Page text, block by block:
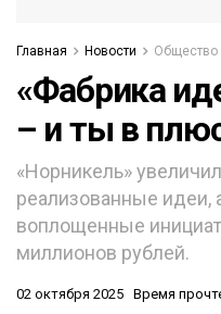
Главная Новости Общество
«Фабрика
– и ты в
«Норникель»
реализованные идеи,
воплощенные
миллионов рублей.
02 октября 2025 Время